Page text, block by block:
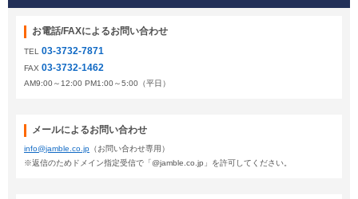
お電話/FAXによるお問い合わせ
TEL 03-3732-7871
FAX 03-3732-1462
AM9:00～12:00 PM1:00～5:00（平日）
メールによるお問い合わせ
info@jamble.co.jp （お問い合わせ専用）
※返信のためドメイン指定受信で「@jamble.co.jp」を許可してください。